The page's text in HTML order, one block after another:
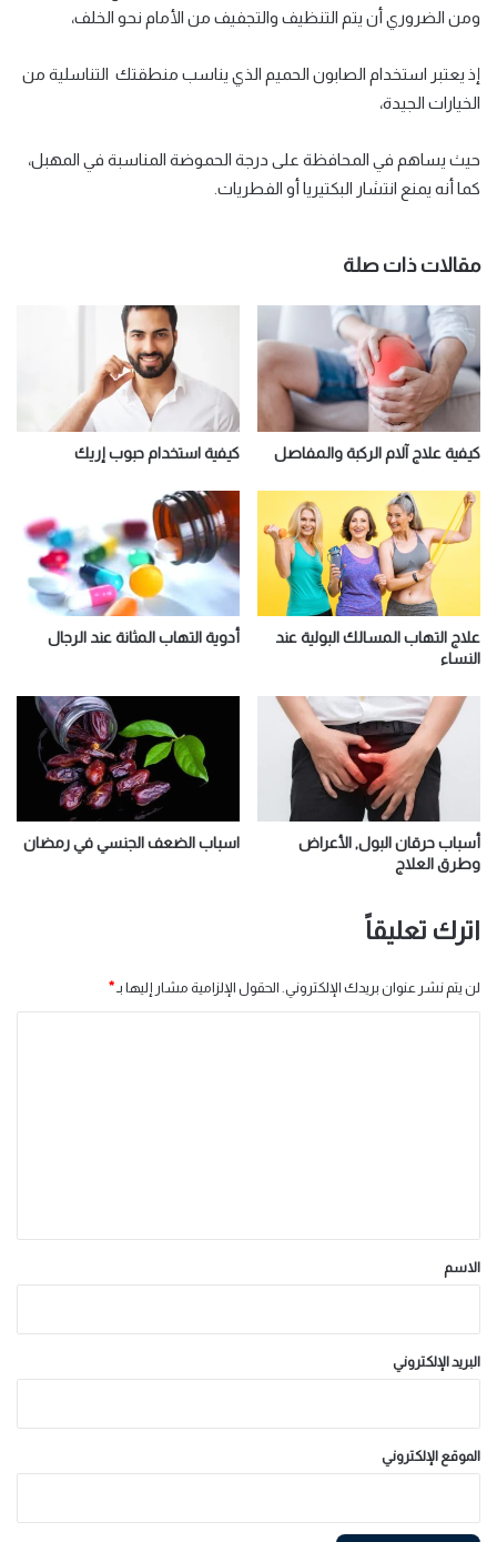
ومن الضروري أن يتم التنظيف والتجفيف من الأمام نحو الخلف،
إذ يعتبر استخدام الصابون الحميم الذي يناسب منطقتك التناسلية من
الخيارات الجيدة،
حيث يساهم في المحافظة على درجة الحموضة المناسبة في المهبل،
كما أنه يمنع انتشار البكتيريا أو الفطريات.
مقالات ذات صلة
كيفية علاج آلام الركبة والمفاصل كيفية استخدام حبوب إريك
علاج التهاب المسالك البولية عند
النساء
أدوية التهاب المثانة عند الرجال
أسباب حرقان البول, الأعراض
وطرق العلاج
اسباب الضعف الجنسي في رمضان
اترك تعليقاً
لن يتم نشر عنوان بريدك الإلكتروني. الحقول الإلزامية مشار إليها بـ*
*
الاسم
البريد الإلكتروني
الموقع الإلكتروني